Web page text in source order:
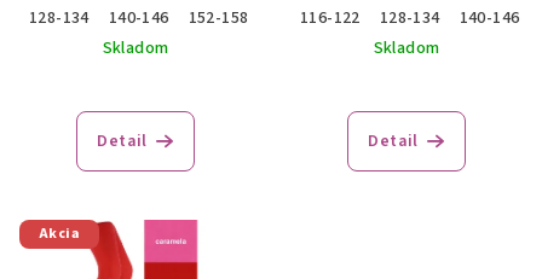
128-134
140-146
152-158
Skladom
Detail
116-122
128-134 140-146
Skladom
Detail
Akcia